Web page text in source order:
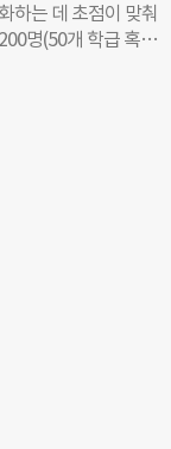
하는 데 초점이 맞춰
명(50개 학급 혹은